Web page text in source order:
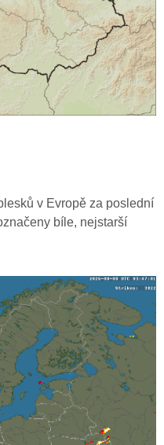
v Evropě za poslední
bíle, nejstarší